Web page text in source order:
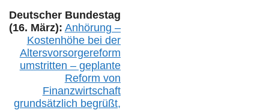
Deutscher Bundestag
(16. März): Anhörung –
Kostenhöhe bei der
Altersvorsorgereform
umstritten – geplante
Reform von
Finanzwirtschaft
grundsätzlich begrüßt,